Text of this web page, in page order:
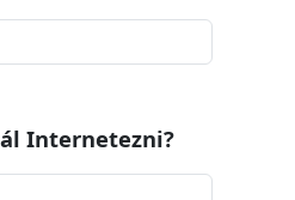
Internetezni?